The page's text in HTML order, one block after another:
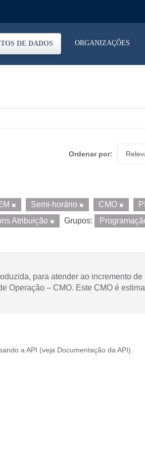
DE DADOS ORGANIZAÇÕES
Ordenar por
Semi-horário CMO
Atribuição Grupos:
para atender ao incremento
Operação – CMO. Este CMO é
a API (veja Documentação da API ).